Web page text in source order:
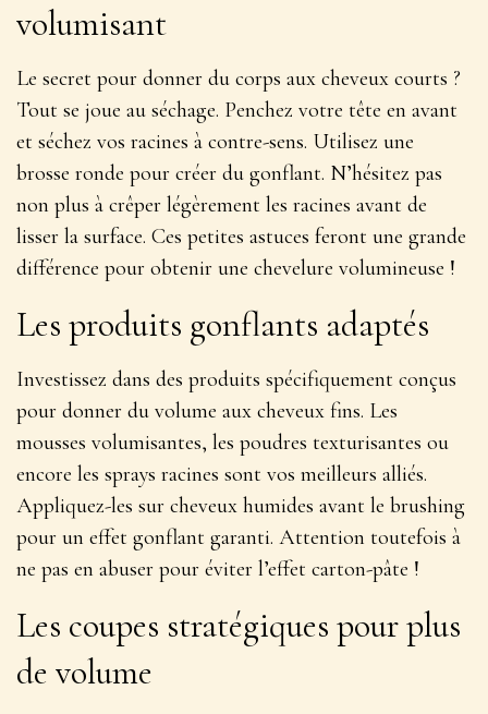
volumisant
Le secret pour donner du corps aux cheveux courts ?
Tout se joue au séchage. Penchez votre tête en avant
et séchez vos racines à contre-sens. Utilisez une
brosse ronde pour créer du gonflant. N’hésitez pas
non plus à crêper légèrement les racines avant de
lisser la surface. Ces petites astuces feront une grande
différence pour obtenir une chevelure volumineuse !
Les produits gonflants adaptés
Investissez dans des produits spécifiquement conçus
pour donner du volume aux cheveux fins. Les
mousses volumisantes, les poudres texturisantes ou
encore les sprays racines sont vos meilleurs alliés.
Appliquez-les sur cheveux humides avant le brushing
pour un effet gonflant garanti. Attention toutefois à
ne pas en abuser pour éviter l’effet carton-pâte !
Les coupes stratégiques pour plus
de volume